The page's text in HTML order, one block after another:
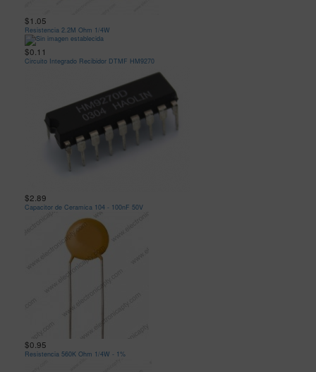
$1.05
Resistencia 2.2M Ohm 1/4W
$0.11
Circuito Integrado Recibidor DTMF HM9270
$2.89
Capacitor de Ceramica 104 - 100nF 50V
$0.95
Resistencia 560K Ohm 1/4W - 1%